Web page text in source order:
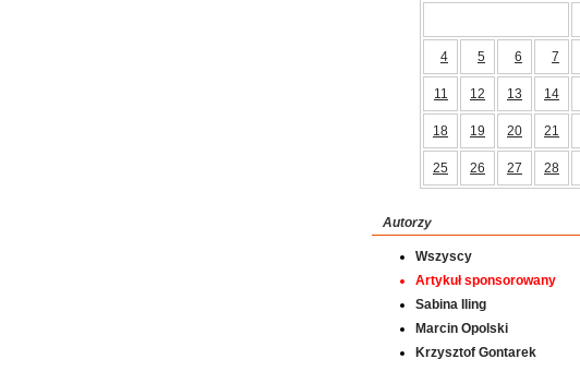
4 5 6 7
11 12 13 14
18 19 20 21
25 26 27 28
Autorzy
Wszyscy
Artykuł sponsorowany
Sabina Iling
Marcin Opolski
Krzysztof Gontarek